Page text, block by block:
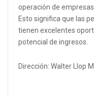
operación de
Esto significa que las
tienen excelentes
potencial de ingresos.
Dirección: Walter Llop